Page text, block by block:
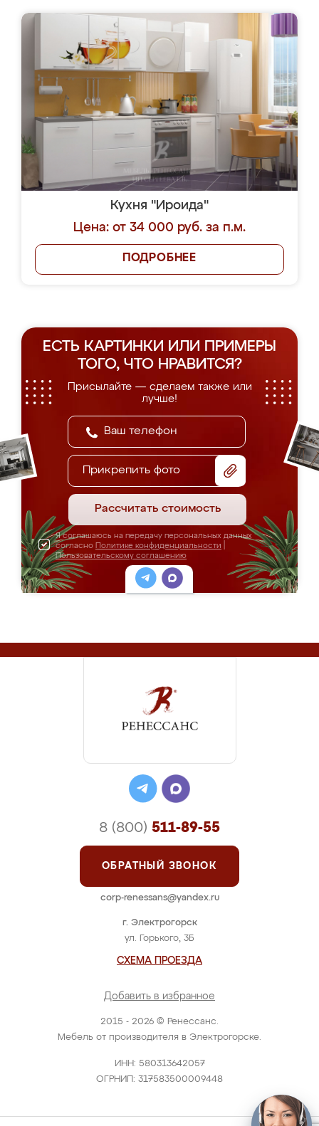
Кухня "Ироида"
Цена: от 34 000 руб. за п.м.
ПОДРОБНЕЕ
ЕСТЬ КАРТИНКИ ИЛИ ПРИМЕРЫ
ТОГО, ЧТО НРАВИТСЯ?
Присылайте — сделаем также или
лучше!
Прикрепить фото
Рассчитать стоимость
Я соглашаюсь на передачу персональных данных
согласно Политике конфиденциальности
Пользовательскому соглашению
2015 - 2026 © Ренессанс.
Мебель от производителя в Электрогорске.
ИНН: 580313642057
ОГРНИП: 317583500009448
г. Электрогорск
ул. Горького, 3Б
СХЕМА ПРОЕЗДА
Добавить в избранное
8 (800) 511-89-55
ОБРАТНЫЙ ЗВОНОК
corp-renessans@yandex.ru